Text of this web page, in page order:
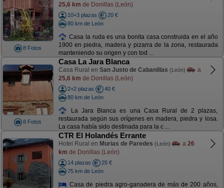
8 Fotos
25,6 km de Donillas (León)
10+3 plazas
20 €
80 km de León
Casa la ruda es una bonita casa construida en el año
1900 en piedra, madera y pizarra de la zona, restaurada
manteniendo su origen y con tod ...
8 Fotos
Casa La Jara Blanca
Casa Rural en San Justo de Cabanillas (León)
a
25,6 km de Donillas (León)
2+2 plazas
40 €
80 km de León
La Jara Blanca es una Casa Rural de 2 plazas,
restaurada según sus orígenes en madera, piedra y losa.
La casa había sido destinada para la c ...
CTR El Holandés Errante
Hotel Rural en Murias de Paredes (León) a 26
km de Donillas (León)
14 plazas
25 €
75 km de León
Casa de piedra agro-ganadera de más de 200 años,